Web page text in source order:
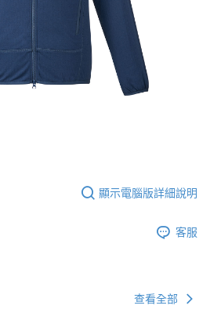
顯示電腦版詳細說明
客服
查看全部